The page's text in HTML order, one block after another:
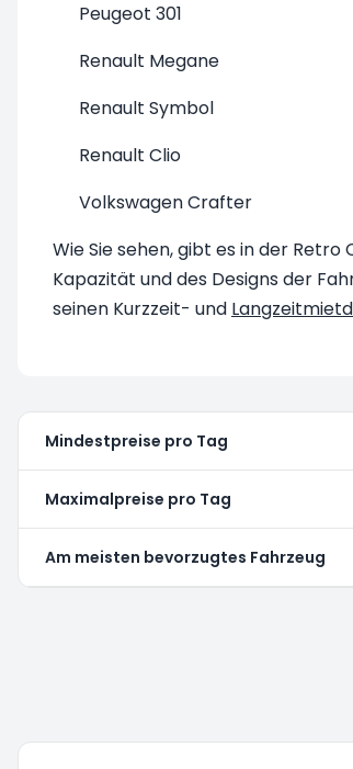
Peugeot 301
Renault Megane
Renault Symbol
Renault Clio
Volkswagen Crafter
Wie Sie sehen, gibt es in der
Kapazität und des Designs der
seinen Kurzzeit- und
Mindestpreise pro Tag
Maximalpreise pro Tag
Am meisten bevorzugtes Fahrzeug